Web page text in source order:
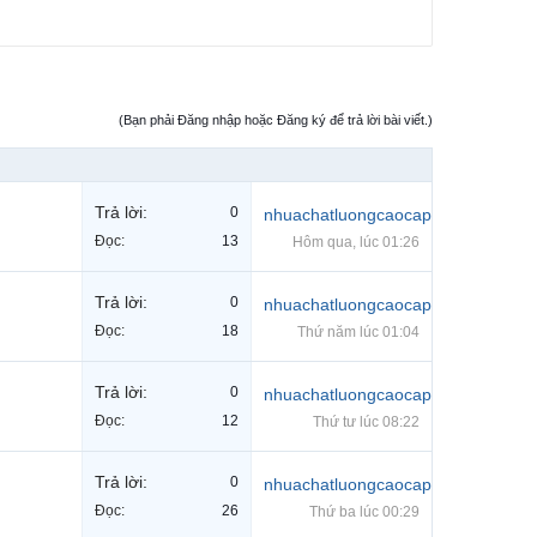
(Bạn phải Đăng nhập hoặc Đăng ký để trả lời bài viết.)
Trả lời:
0
Đọc:
13
nhuachatluongcaocap
Hôm qua, lúc 01:26
Trả lời:
0
Đọc:
18
nhuachatluongcaocap
Thứ năm lúc 01:04
Trả lời:
0
Đọc:
12
nhuachatluongcaocap
Thứ tư lúc 08:22
Trả lời:
0
Đọc:
26
nhuachatluongcaocap
Thứ ba lúc 00:29